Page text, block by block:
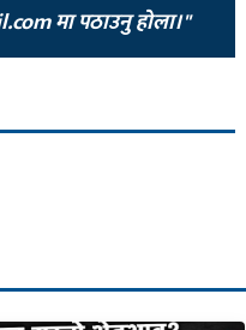
मा पठाउनु होला।"